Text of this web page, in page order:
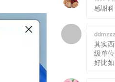
感谢科
ddmzxz
其实
级单
好比